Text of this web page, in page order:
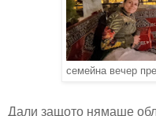
семейна вечер
Дали защото нямаше